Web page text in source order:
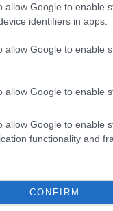
allow Google to enable
identifiers in apps.
allow Google to enable
allow Google to enable
allow Google to enable
functionality and
CONFIRM
από τα πιο απαιτητικά
στη Μελέτη
πρώτη ανάμεσα στις